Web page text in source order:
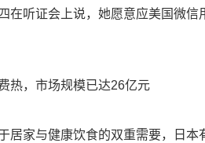
在听证会上说，她愿意应美国微
热，市场规模已达26亿元
居家与健康饮食的双重需要，日